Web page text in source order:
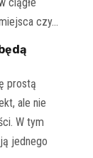
czy…
prostą
ale nie
W tym
jednego